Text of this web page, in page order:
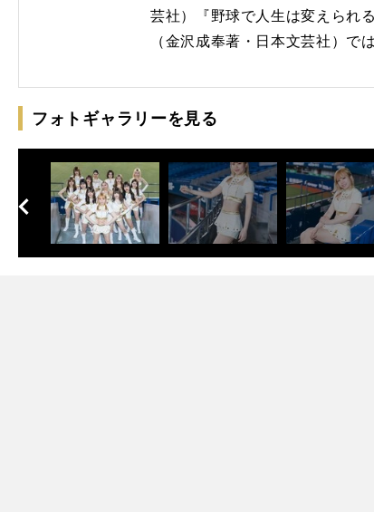
芸社）『野球で人生は変えられ
（金沢成奉著・日本文芸社）で
フォトギャラリーを見る
次
へ